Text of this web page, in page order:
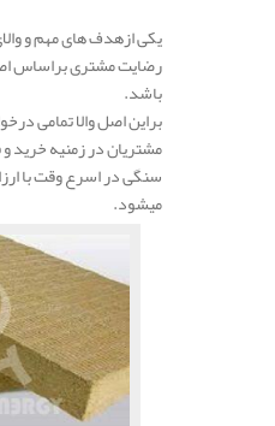
یکیازهدف هایمهم و
رضایتمشتریبراساس
باشد.
براین اصل والا تمامی
مشتریان در زمنیه خرید
سنگیدراسرعوقتبا
میشود.